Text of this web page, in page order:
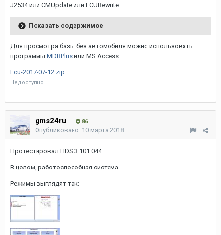
J2534 или CMUpdate или ECURewrite.
Показать содержимое
Для просмотра базы без автомобиля можно использовать
программы MDBPlus или MS Access
Ecu-2017-07-12.zip
Недоступно
gms24ru 86
Опубликовано: 10 марта 2018
Протестировал HDS 3.101.044
В целом, работоспособная система.
Режимы выглядят так: